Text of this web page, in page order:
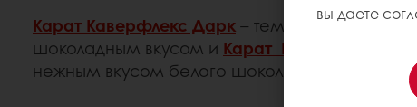
Карат Каверфлекс Дарк– темная глазурь, с
шоколадным вкусом и Карат Каверфлекс Вайт
нежным вкусом белого шоколада.
вы даете